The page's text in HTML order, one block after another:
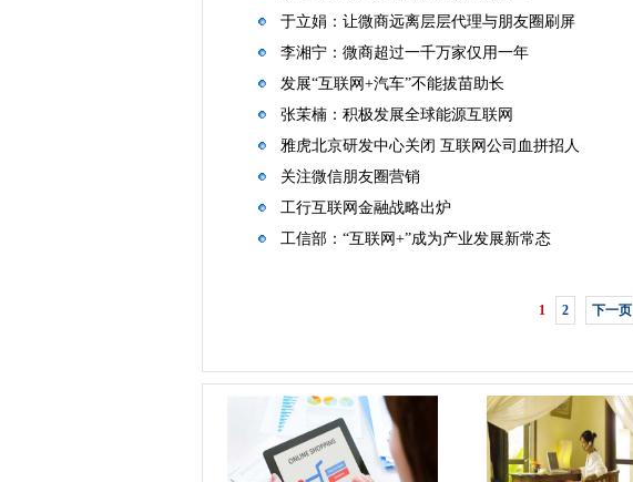
于立娟：让微商远离层层代理与朋友圈刷屏
李湘宁：微商超过一千万家仅用一年
发展“互联网+汽车”不能拔苗助长
张茉楠：积极发展全球能源互联网
雅虎北京研发中心关闭 互联网公司血拼招人
关注微信朋友圈营销
工行互联网金融战略出炉
工信部：“互联网+”成为产业发展新常态
1 2 下一页